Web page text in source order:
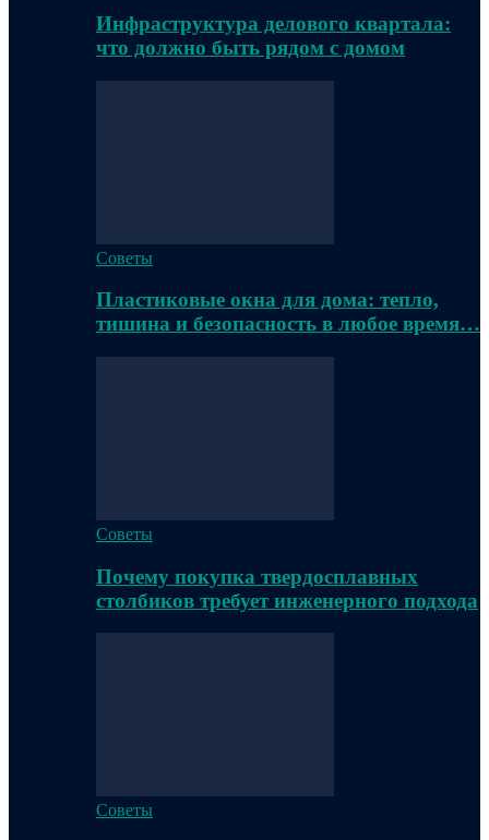
Инфраструктура делового квартала:
что должно быть рядом с домом
Советы
Пластиковые окна для дома: тепло,
тишина и безопасность в любое время…
Советы
Почему покупка твердосплавных
столбиков требует инженерного подхода
Советы